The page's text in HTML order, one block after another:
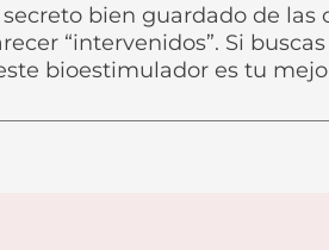
secreto bien guardado de las
“intervenidos”. Si
bioestimulador es tu